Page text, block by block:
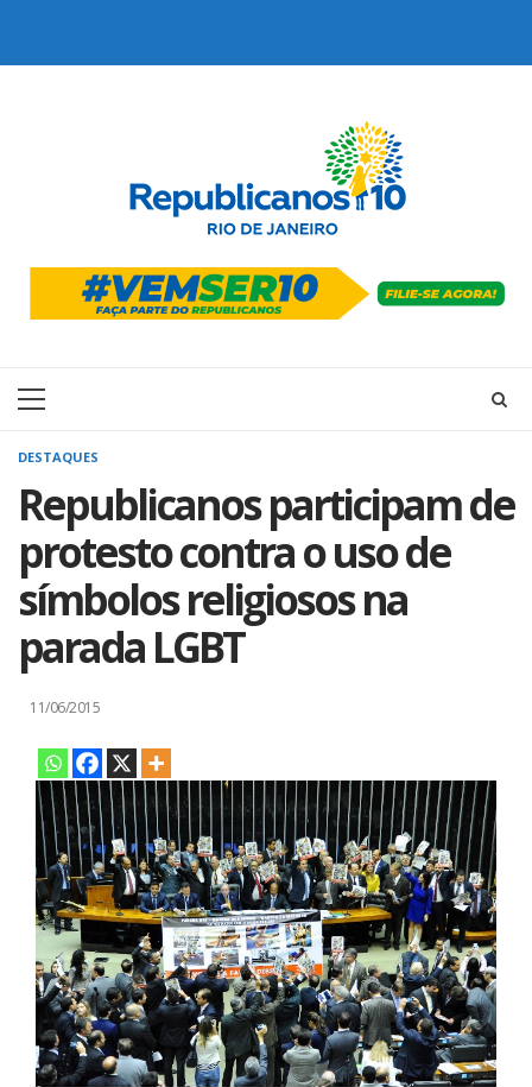
Primary
DESTAQUES
Republicanos participam de
protesto contra o uso de
símbolos religiosos na
parada LGBT
11/06/2015